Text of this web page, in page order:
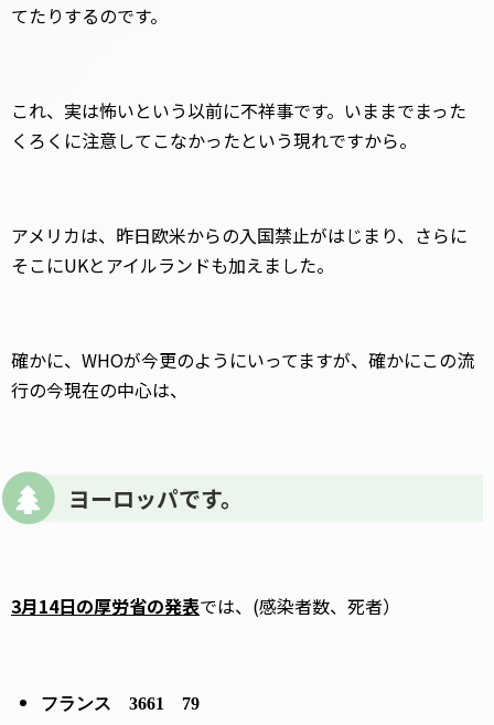
てたりするのです。
これ、実は怖いという以前に不祥事です。いままでまった
くろくに注意してこなかったという現れですから。
アメリカは、昨日欧米からの入国禁止がはじまり、さらに
そこにUKとアイルランドも加えました。
確かに、WHOが今更のようにいってますが、確かにこの流
行の今現在の中心は、
ヨーロッパです。
3月14日の厚労省の発表では、(感染者数、死者）
フランス3661 79